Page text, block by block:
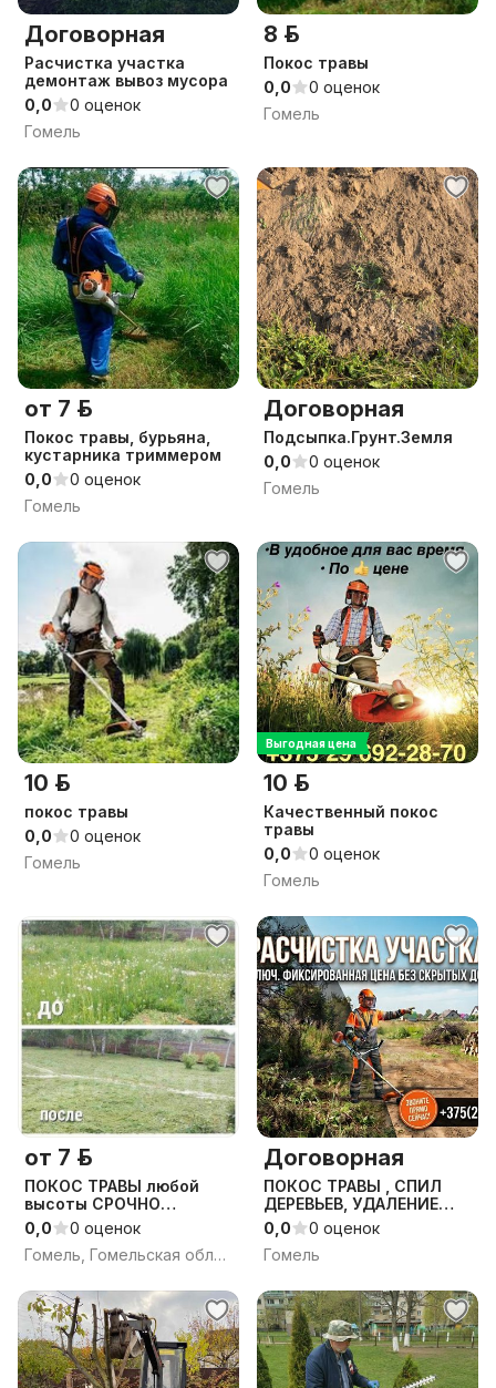
Договорная
Расчистка участка
демонтаж вывоз мусора
0,0
0 оценок
Гомель
8 р.
Покос травы
0,0
0 оценок
Гомель
от 7 р.
Покос травы, бурьяна,
кустарника триммером
0,0
0 оценок
Гомель
Договорная
Подсыпка.Грунт.Земля
0,0
0 оценок
Гомель
10 р.
покос травы
0,0
0 оценок
Гомель
Выгодная цена
10 р.
Качественный покос
травы
0,0
0 оценок
Гомель
от 7 р.
ПОКОС ТРАВЫ любой
высоты СРОЧНО
АКУРАТНО
0,0
0 оценок
Гомель, Гомельская область
Договорная
ПОКОС ТРАВЫ , СПИЛ
ДЕРЕВЬЕВ, УДАЛЕНИЕ
КУСТАРНИКОВ,РАСЧИСТ
КА УЧАСТКОВ, под ключ
в Гомеле и области
0,0
0 оценок
Гомель